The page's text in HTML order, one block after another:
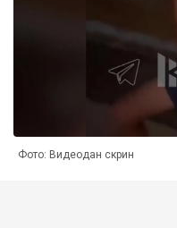
Фото: Видеодан скрин